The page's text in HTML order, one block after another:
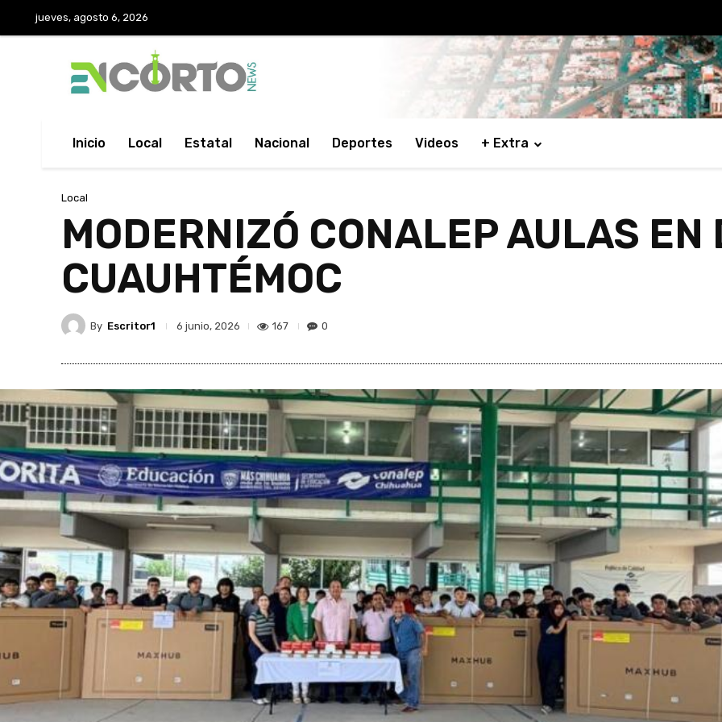
jueves, agosto 6, 2026
Inicio Local Estatal Nacional Deportes Videos + Extra
Local
MODERNIZÓ CONALEP AULAS EN
CUAUHTÉMOC
By Escritor1 6 junio, 2026 167 0